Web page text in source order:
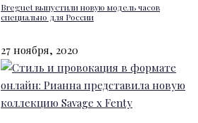
Breguet выпустили новую модель часов
специально для России
27 ноября, 2020